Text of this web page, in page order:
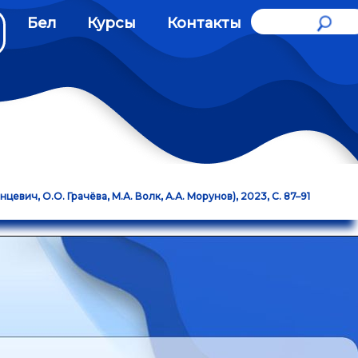
Бел Курсы Контакты
О.О. Грачёва, М.А. Волк, А.А. Морунов), 2023, С. 87–91